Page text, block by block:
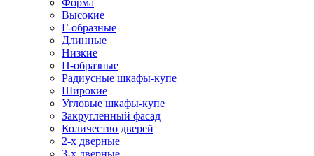
Форма
Высокие
Г-образные
Длинные
Низкие
П-образные
Радиусные шкафы-купе
Широкие
Угловые шкафы-купе
Закругленный фасад
Количество дверей
2-х дверные
3-х дверные